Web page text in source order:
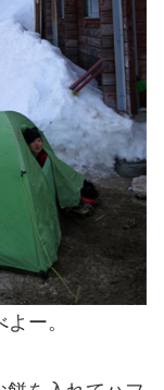
ー。